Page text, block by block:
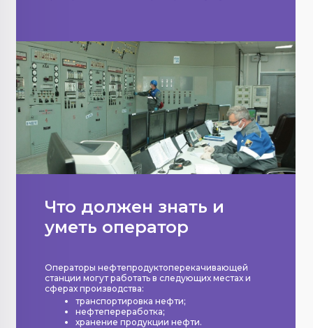
Что должен знать и
уметь оператор
Операторы нефтепродуктоперекачивающей
станции могут работать в следующих местах и
сферах производства:
транспортировка нефти;
нефтепереработка;
хранение продукции нефти.